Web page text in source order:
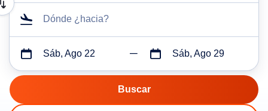
Dónde ¿hacia?
Sáb, Ago 22 Sáb, Ago 29